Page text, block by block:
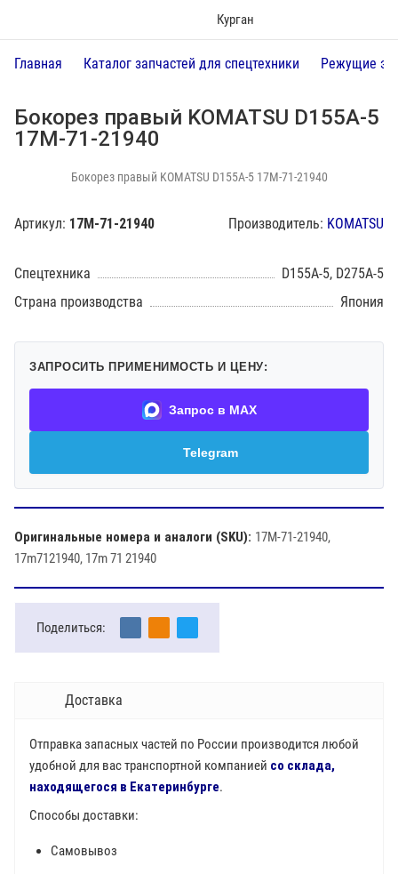
Курган
Главная Каталог запчастей для спецтехники Режущие
Бокорез правый KOMATSU D155A-5
17M-71-21940
Бокорез правый KOMATSU D155A-5 17M-71-21940
Артикул: 17M-71-21940 Производитель: KOMATSU
Спецтехника
D155A-5, D275A-5
Страна производства
Япония
ЗАПРОСИТЬ ПРИМЕНИМОСТЬ И ЦЕНУ:
Запрос в MAX
Telegram
Оригинальные номера и аналоги (SKU): 17M-71-21940,
17m7121940, 17m 71 21940
Поделиться:
Доставка
Отправка запасных частей по России производится любой
удобной для вас транспортной компанией со склада,
находящегося в Екатеринбурге.
Способы доставки:
Самовывоз